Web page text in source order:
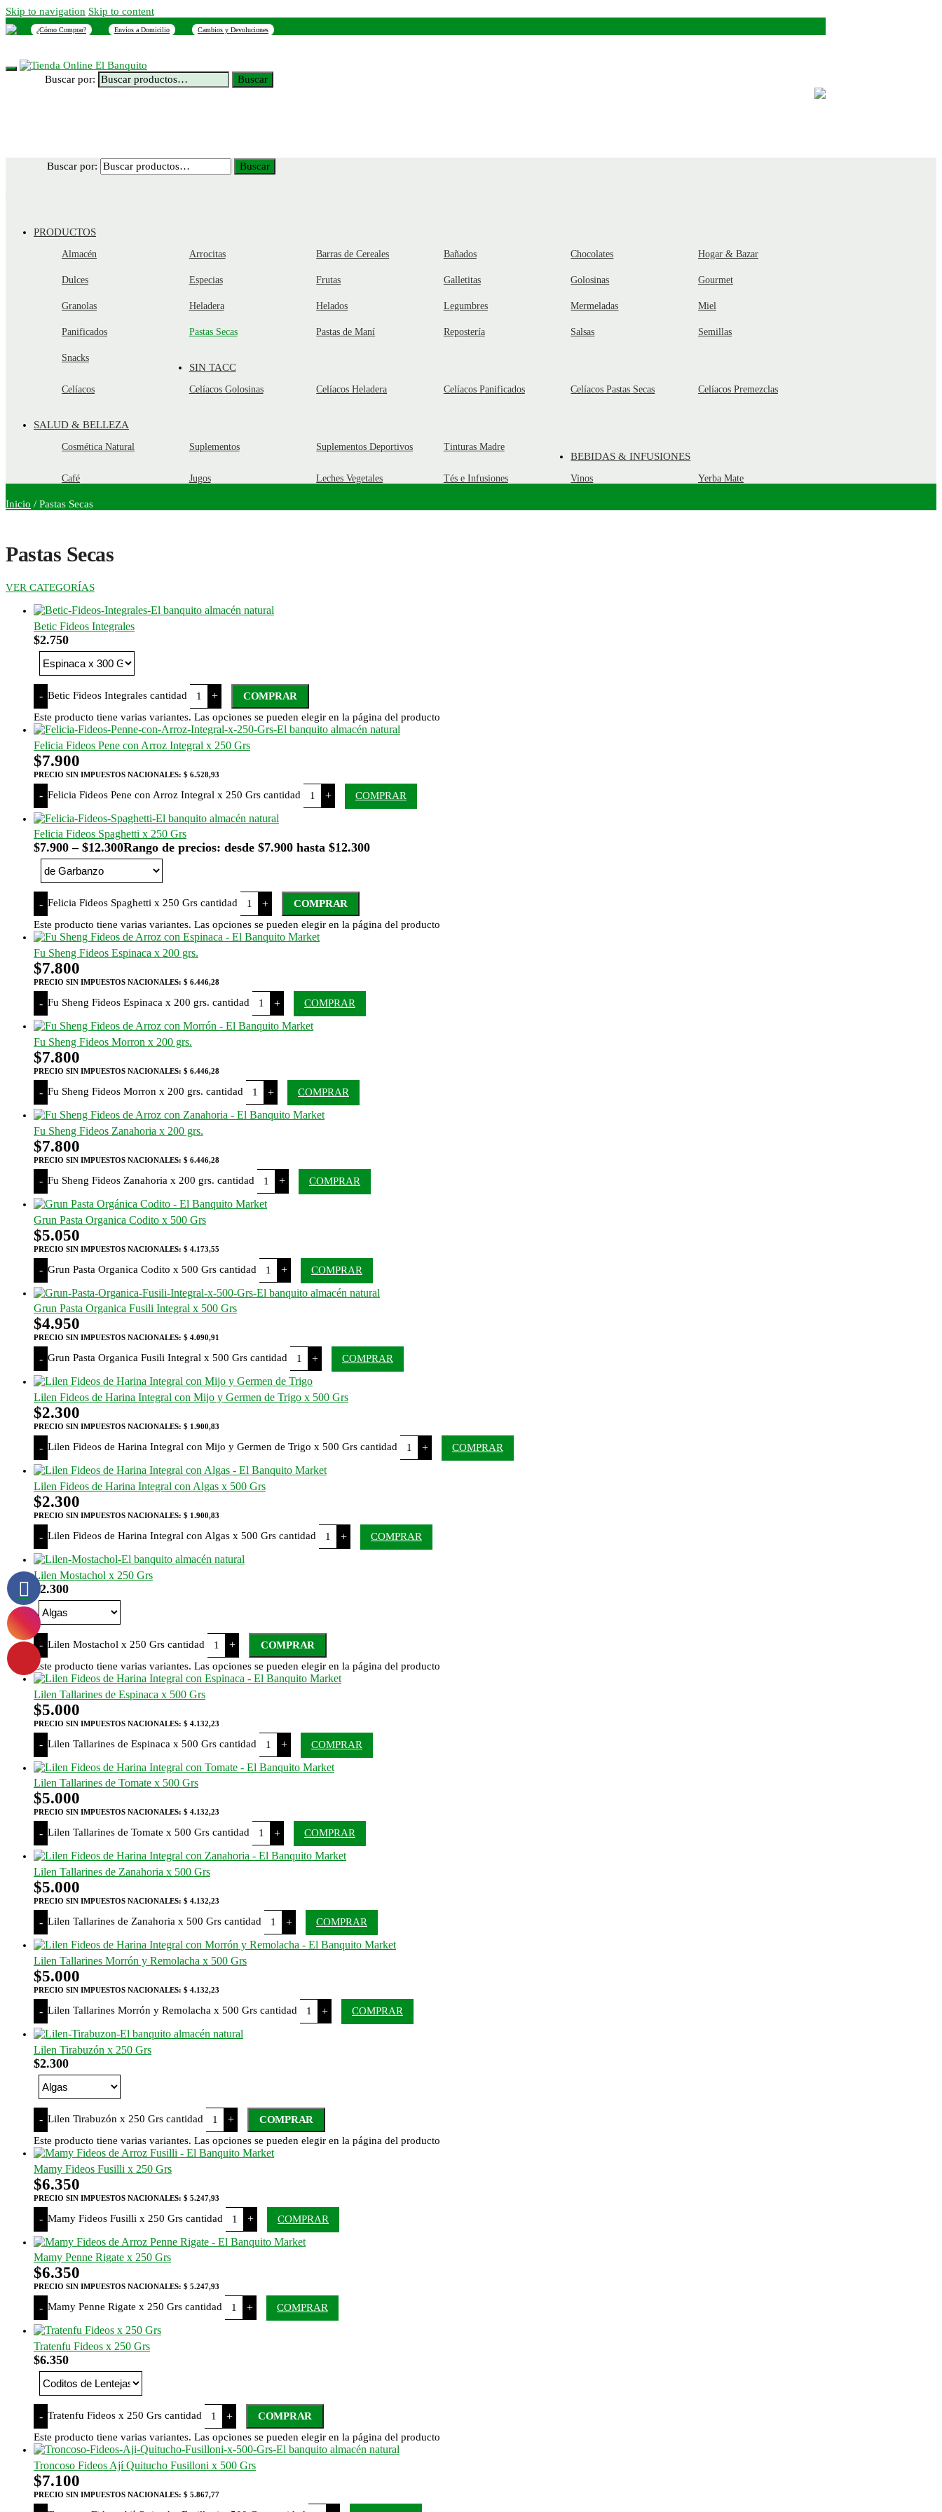
Skip to navigation Skip to content
¿Cómo Comprar? Envíos a Domicilio Cambios y Devoluciones
Buscar por: Buscar
Buscar por: Buscar
PRODUCTOS
Almacén Arrocitas Barras de Cereales Bañados Chocolates Hogar & Bazar
Dulces Especias Frutas Galletitas Golosinas Gourmet
Granolas Heladera Helados Legumbres Mermeladas Miel
Panificados Pastas Secas Pastas de Maní Repostería Salsas Semillas
Snacks
SIN TACC
Celíacos Celíacos Golosinas Celíacos Heladera Celíacos Panificados Celíacos Pastas Secas Celíacos Premezclas
SALUD & BELLEZA
Cosmética Natural Suplementos Suplementos Deportivos Tinturas Madre
BEBIDAS & INFUSIONES
Café Jugos Leches Vegetales Tés e Infusiones Vinos Yerba Mate
Inicio / Pastas Secas
Pastas Secas
VER CATEGORÍAS
Betic Fideos Integrales
$2.750
- Betic Fideos Integrales cantidad +
COMPRAR
Este producto tiene varias variantes. Las opciones se pueden elegir en la página del producto
Felicia Fideos Pene con Arroz Integral x 250 Grs
$7.900
PRECIO SIN IMPUESTOS NACIONALES: $ 6.528,93
- Felicia Fideos Pene con Arroz Integral x 250 Grs cantidad + COMPRAR
Felicia Fideos Spaghetti x 250 Grs
$7.900 – $12.300Rango de precios: desde $7.900 hasta $12.300
- Felicia Fideos Spaghetti x 250 Grs cantidad +
COMPRAR
Este producto tiene varias variantes. Las opciones se pueden elegir en la página del producto
Fu Sheng Fideos Espinaca x 200 grs.
$7.800
PRECIO SIN IMPUESTOS NACIONALES: $ 6.446,28
- Fu Sheng Fideos Espinaca x 200 grs. cantidad + COMPRAR
Fu Sheng Fideos Morron x 200 grs.
$7.800
PRECIO SIN IMPUESTOS NACIONALES: $ 6.446,28
- Fu Sheng Fideos Morron x 200 grs. cantidad + COMPRAR
Fu Sheng Fideos Zanahoria x 200 grs.
$7.800
PRECIO SIN IMPUESTOS NACIONALES: $ 6.446,28
- Fu Sheng Fideos Zanahoria x 200 grs. cantidad + COMPRAR
Grun Pasta Organica Codito x 500 Grs
$5.050
PRECIO SIN IMPUESTOS NACIONALES: $ 4.173,55
- Grun Pasta Organica Codito x 500 Grs cantidad + COMPRAR
Grun Pasta Organica Fusili Integral x 500 Grs
$4.950
PRECIO SIN IMPUESTOS NACIONALES: $ 4.090,91
- Grun Pasta Organica Fusili Integral x 500 Grs cantidad + COMPRAR
Lilen Fideos de Harina Integral con Mijo y Germen de Trigo x 500 Grs
$2.300
PRECIO SIN IMPUESTOS NACIONALES: $ 1.900,83
- Lilen Fideos de Harina Integral con Mijo y Germen de Trigo x 500 Grs cantidad + COMPRAR
Lilen Fideos de Harina Integral con Algas x 500 Grs
$2.300
PRECIO SIN IMPUESTOS NACIONALES: $ 1.900,83
- Lilen Fideos de Harina Integral con Algas x 500 Grs cantidad + COMPRAR
Lilen Mostachol x 250 Grs
2.300
- Lilen Mostachol x 250 Grs cantidad +
COMPRAR
Este producto tiene varias variantes. Las opciones se pueden elegir en la página del producto
Lilen Tallarines de Espinaca x 500 Grs
$5.000
PRECIO SIN IMPUESTOS NACIONALES: $ 4.132,23
- Lilen Tallarines de Espinaca x 500 Grs cantidad + COMPRAR
Lilen Tallarines de Tomate x 500 Grs
$5.000
PRECIO SIN IMPUESTOS NACIONALES: $ 4.132,23
- Lilen Tallarines de Tomate x 500 Grs cantidad + COMPRAR
Lilen Tallarines de Zanahoria x 500 Grs
$5.000
PRECIO SIN IMPUESTOS NACIONALES: $ 4.132,23
- Lilen Tallarines de Zanahoria x 500 Grs cantidad + COMPRAR
Lilen Tallarines Morrón y Remolacha x 500 Grs
$5.000
PRECIO SIN IMPUESTOS NACIONALES: $ 4.132,23
- Lilen Tallarines Morrón y Remolacha x 500 Grs cantidad + COMPRAR
Lilen Tirabuzón x 250 Grs
$2.300
- Lilen Tirabuzón x 250 Grs cantidad +
COMPRAR
Este producto tiene varias variantes. Las opciones se pueden elegir en la página del producto
Mamy Fideos Fusilli x 250 Grs
$6.350
PRECIO SIN IMPUESTOS NACIONALES: $ 5.247,93
- Mamy Fideos Fusilli x 250 Grs cantidad + COMPRAR
Mamy Penne Rigate x 250 Grs
$6.350
PRECIO SIN IMPUESTOS NACIONALES: $ 5.247,93
- Mamy Penne Rigate x 250 Grs cantidad + COMPRAR
Tratenfu Fideos x 250 Grs
$6.350
- Tratenfu Fideos x 250 Grs cantidad +
COMPRAR
Este producto tiene varias variantes. Las opciones se pueden elegir en la página del producto
Troncoso Fideos Ají Quitucho Fusilloni x 500 Grs
$7.100
PRECIO SIN IMPUESTOS NACIONALES: $ 5.867,77